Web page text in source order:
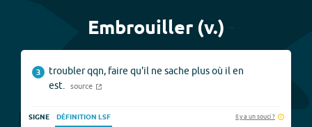
Embrouiller (v.)
3
troubler qqn, faire qu'il ne sache plus où il en
est.
source
SIGNE DÉFINITION LSF Il y a un souci ?